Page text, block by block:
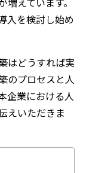
入を検討し始め
はどうすれば実
のプロセスと人
企業における人
えいただきま